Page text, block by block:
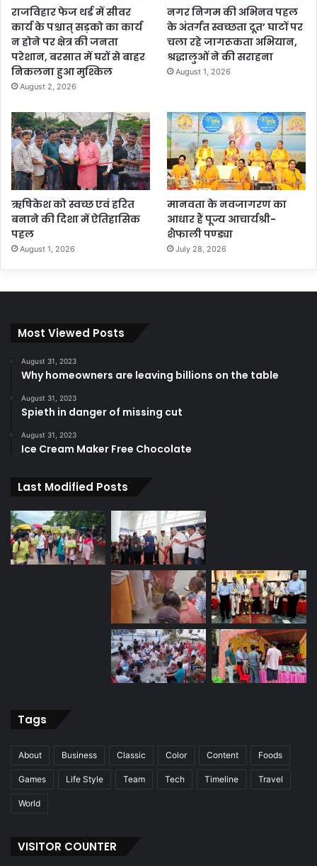
राजविहार फेज थर्ड में सीवर
कार्य के पश्चात् सड़को का कार्य
न होने पर क्षेत्र की जनता
परेशान, बरसात में घरों से बाहर
निकलना हुआ मुश्किल
August 2, 2026
नगर निगम की अभिनव पहल
के अंतर्गत स्वच्छता दूत’ घाटों पर
चला रहे जागरूकता अभियान,
श्रद्धालुओं ने की सराहना
August 1, 2026
ऋषिकेश को स्वच्छ एवं हरित
बनाने की दिशा में ऐतिहासिक
पहल
August 1, 2026
मानवता के नवजागरण का
आधार हैं पूज्य आचार्यश्री-
शैफाली पण्ड्या
July 28, 2026
Most Viewed Posts
August 31, 2023
Why homeowners are leaving billions on the table
August 31, 2023
Spieth in danger of missing cut
August 31, 2023
Ice Cream Maker Free Chocolate
Last Modified Posts
Tags
About Business Classic Color Content Foods
Games Life Style Team Tech Timeline Travel
World
VISITOR COUNTER